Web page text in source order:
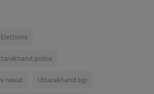
Elections
police
rawat Uttarakhand bjp